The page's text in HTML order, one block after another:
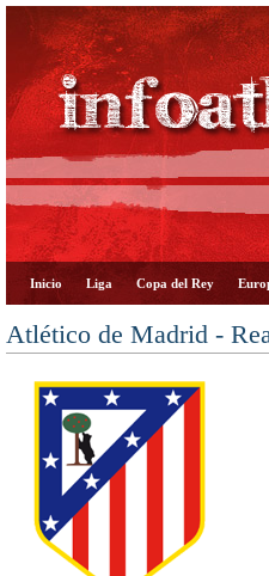
Inicio Liga Copa del Rey
Atlético de Madrid -